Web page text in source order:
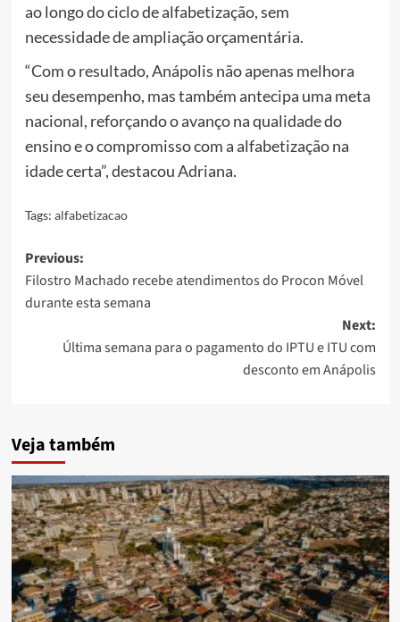
ao longo do ciclo de alfabetização, sem
necessidade de ampliação orçamentária.
“Com o resultado, Anápolis não apenas melhora
seu desempenho, mas também antecipa uma meta
nacional, reforçando o avanço na qualidade do
ensino e o compromisso com a alfabetização na
idade certa”, destacou Adriana.
Tags: alfabetizacao
Post
navigation
Previous:
Filostro Machado recebe atendimentos do Procon Móvel
durante esta semana
Next:
Última semana para o pagamento do IPTU e ITU com
desconto em Anápolis
Veja também